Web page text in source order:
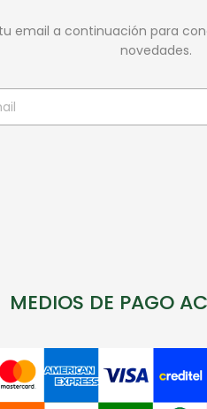
email a continuación para
novedades.
MEDIOS DE PAGO